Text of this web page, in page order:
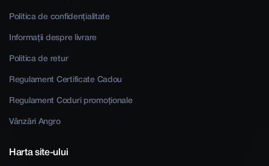
Politica de confidențialitate
Informații despre livrare
Politica de retur
Regulament Certificate Cadou
Regulament Coduri promoționale
Vânzări Angro
Harta site-ului